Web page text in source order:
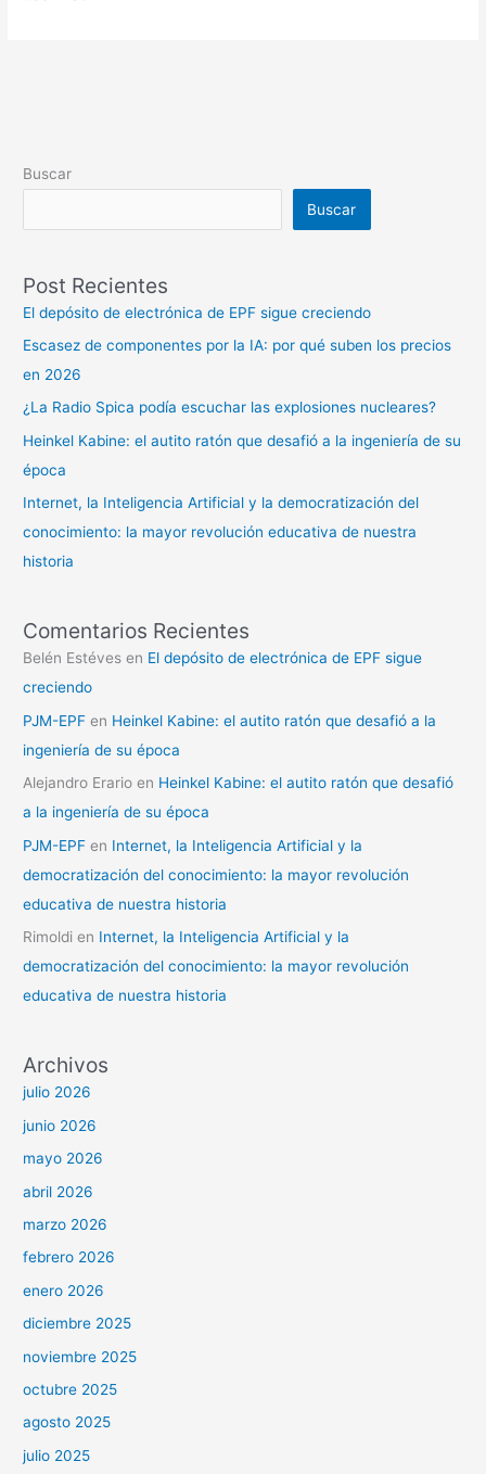
Buscar
Buscar
Post Recientes
El depósito de electrónica de EPF sigue creciendo
Escasez de componentes por la IA: por qué suben los precios
en 2026
¿La Radio Spica podía escuchar las explosiones nucleares?
Heinkel Kabine: el autito ratón que desafió a la ingeniería de su
época
Internet, la Inteligencia Artificial y la democratización del
conocimiento: la mayor revolución educativa de nuestra
historia
Comentarios Recientes
Belén Estéves en El depósito de electrónica de EPF sigue
creciendo
PJM-EPF en Heinkel Kabine: el autito ratón que desafió a la
ingeniería de su época
Alejandro Erario en Heinkel Kabine: el autito ratón que desafió
a la ingeniería de su época
PJM-EPF en Internet, la Inteligencia Artificial y la
democratización del conocimiento: la mayor revolución
educativa de nuestra historia
Rimoldi en Internet, la Inteligencia Artificial y la
democratización del conocimiento: la mayor revolución
educativa de nuestra historia
Archivos
julio 2026
junio 2026
mayo 2026
abril 2026
marzo 2026
febrero 2026
enero 2026
diciembre 2025
noviembre 2025
octubre 2025
agosto 2025
julio 2025